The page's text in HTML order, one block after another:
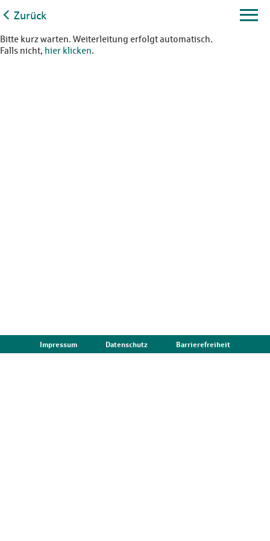
Zurück
Bitte kurz warten. Weiterleitung erfolgt automatisch.
Falls nicht, hier klicken.
Impressum Datenschutz Barrierefreiheit